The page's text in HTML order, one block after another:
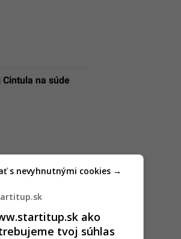
na súde
ako
tvoj súhlas
s nevyhnutnými cookies →